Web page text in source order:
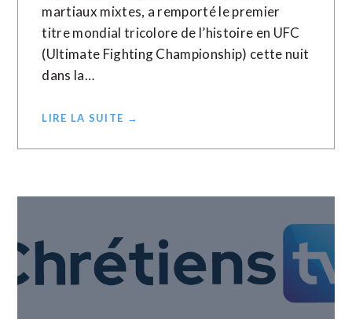
martiaux mixtes, a remporté le premier
titre mondial tricolore de l’histoire en UFC
(Ultimate Fighting Championship) cette nuit
dans la…
LIRE LA SUITE →